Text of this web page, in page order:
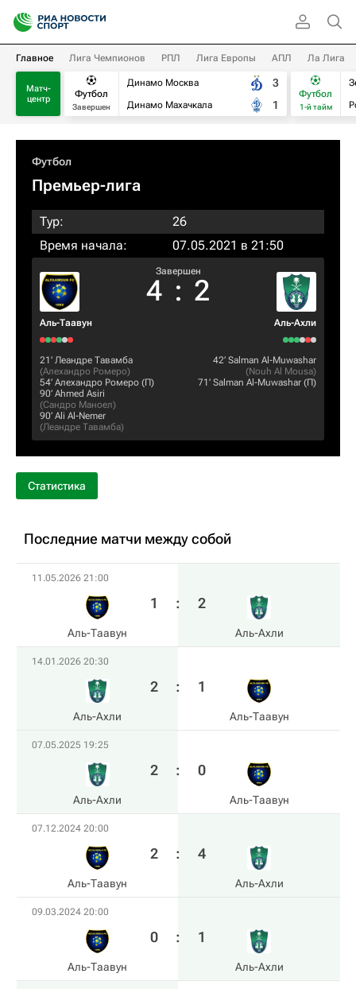
Главное Лига Чемпионов РПЛ Лига Европы АПЛ Ла Лига
Матч-
центр
Футбол
Завершен
Динамо Москва
Динамо Махачкала
3
1
Футбол
1-й тайм
Футбол
Премьер-лига
Тур:
26
Время начала:
07.05.2021 в 21:50
Аль-Таавун
Завершен
4 : 2
Аль-Ахли
21‎’‎ Леандре Тавамба
(Алехандро Ромеро)
54‎’‎ Алехандро Ромеро (П)
90‎’‎ Ahmed Asiri
(Сандро Маноел)
90‎’‎ Ali Al-Nemer
(Леандре Тавамба)
42‎’‎ Salman Al-Muwashar
(Nouh Al Mousa)
71‎’‎ Salman Al-Muwashar (П)
Статистика
Последние матчи между собой
11.05.2026 21:00
Аль-Таавун
1 : 2
Аль-Ахли
14.01.2026 20:30
Аль-Ахли
2 : 1
Аль-Таавун
07.05.2025 19:25
Аль-Ахли
2 : 0
Аль-Таавун
07.12.2024 20:00
Аль-Таавун
2 : 4
Аль-Ахли
09.03.2024 20:00
Аль-Таавун
0 : 1
Аль-Ахли